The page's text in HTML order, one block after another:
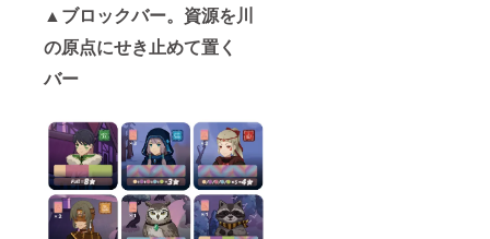
▲ブロックバー。資源を川
の原点にせき止めて置く
バー